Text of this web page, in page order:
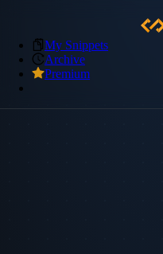
My Snippets
Archive
Premium